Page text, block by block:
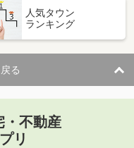
人気タウン
ランキング
る
・不動産
リ